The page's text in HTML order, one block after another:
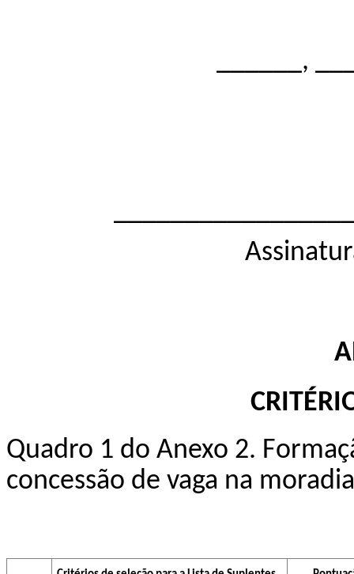
______,
Quadro 1 do Anexo 2.
concessão de vaga na